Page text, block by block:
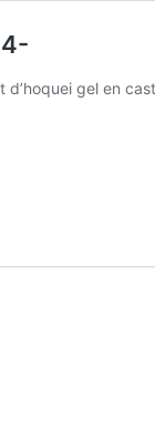
d’hoquei gel en